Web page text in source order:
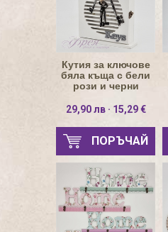
Кутия за ключове
бяла къща с бели
рози и черни
29,90 лв · 15,29 €
ПОРЪЧАЙ